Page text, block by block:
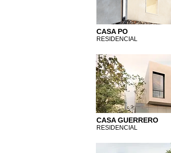
CASA PO
RESIDENCIAL
CASA GUERRERO
RESIDENCIAL